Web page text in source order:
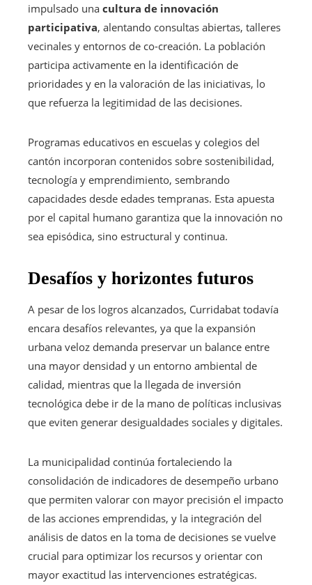
impulsado una cultura de innovación
participativa, alentando consultas abiertas, talleres
vecinales y entornos de co-creación. La población
participa activamente en la identificación de
prioridades y en la valoración de las iniciativas, lo
que refuerza la legitimidad de las decisiones.
Programas educativos en escuelas y colegios del
cantón incorporan contenidos sobre sostenibilidad,
tecnología y emprendimiento, sembrando
capacidades desde edades tempranas. Esta apuesta
por el capital humano garantiza que la innovación no
sea episódica, sino estructural y continua.
Desafíos y horizontes futuros
A pesar de los logros alcanzados, Curridabat todavía
encara desafíos relevantes, ya que la expansión
urbana veloz demanda preservar un balance entre
una mayor densidad y un entorno ambiental de
calidad, mientras que la llegada de inversión
tecnológica debe ir de la mano de políticas inclusivas
que eviten generar desigualdades sociales y digitales.
La municipalidad continúa fortaleciendo la
consolidación de indicadores de desempeño urbano
que permiten valorar con mayor precisión el impacto
de las acciones emprendidas, y la integración del
análisis de datos en la toma de decisiones se vuelve
crucial para optimizar los recursos y orientar con
mayor exactitud las intervenciones estratégicas.